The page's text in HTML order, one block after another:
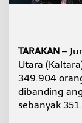
TARAKAN –
Utara
349.904
dibanding
sebanyak